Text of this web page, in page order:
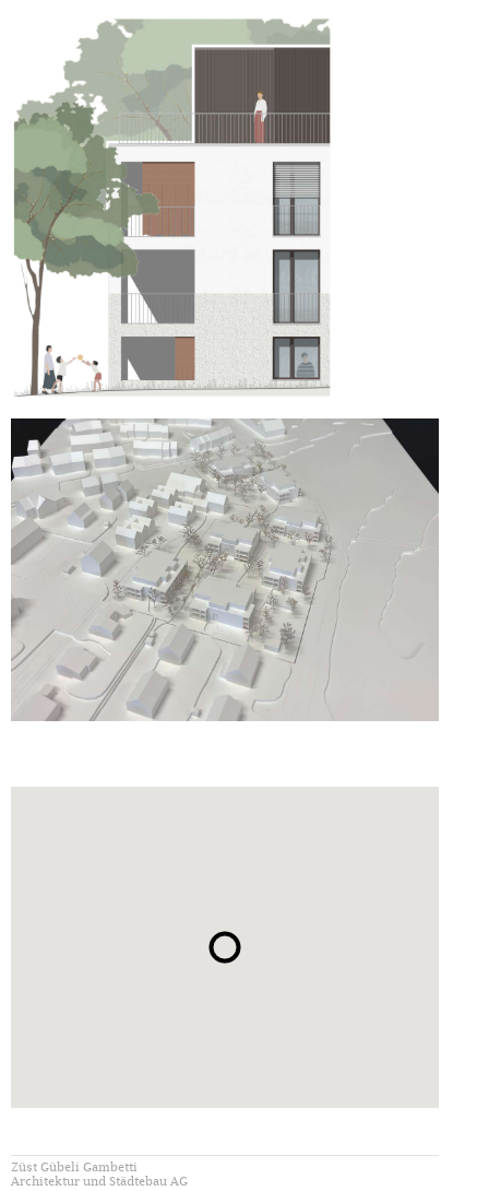
Züst Gübeli Gambetti
Architektur und Städtebau AG